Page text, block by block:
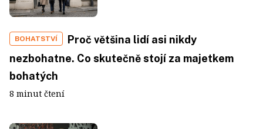
BOHATSTVÍ
Proč většina lidí asi nikdy
nezbohatne. Co skutečně stojí za majetkem
bohatých
8 minut čtení